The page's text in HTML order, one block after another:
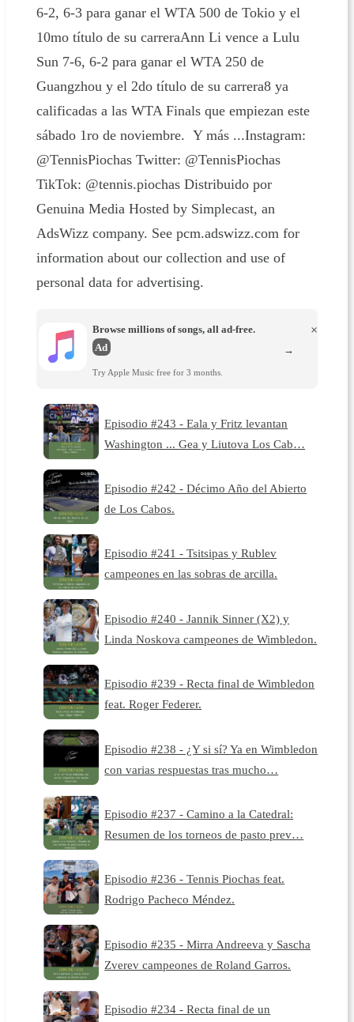
6-2, 6-3 para ganar el WTA 500 de Tokio y el
10mo título de su carreraAnn Li vence a Lulu
Sun 7-6, 6-2 para ganar el WTA 250 de
Guangzhou y el 2do título de su carrera8 ya
calificadas a las WTA Finals que empiezan este
sábado 1ro de noviembre. Y más ...Instagram:
@TennisPiochas Twitter: @TennisPiochas
TikTok: @tennis.piochas Distribuido por
Genuina Media Hosted by Simplecast, an
AdsWizz company. See pcm.adswizz.com for
information about our collection and use of
personal data for advertising.
Browse millions of songs, all ad-free.
Ad
Try Apple Music free for 3 months.
×
→
Episodio #243 - Eala y Fritz levantan
Washington ... Gea y Liutova Los Cab…
Episodio #242 - Décimo Año del Abierto
de Los Cabos.
Episodio #241 - Tsitsipas y Rublev
campeones en las sobras de arcilla.
Episodio #240 - Jannik Sinner (X2) y
Linda Noskova campeones de Wimbledon.
Episodio #239 - Recta final de Wimbledon
feat. Roger Federer.
Episodio #238 - ¿Y si sí? Ya en Wimbledon
con varias respuestas tras mucho…
Episodio #237 - Camino a la Catedral:
Resumen de los torneos de pasto prev…
Episodio #236 - Tennis Piochas feat.
Rodrigo Pacheco Méndez.
Episodio #235 - Mirra Andreeva y Sascha
Zverev campeones de Roland Garros.
Episodio #234 - Recta final de un